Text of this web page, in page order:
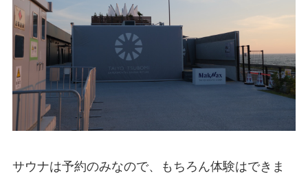
サウナは予約のみなので、もちろん体験はできま